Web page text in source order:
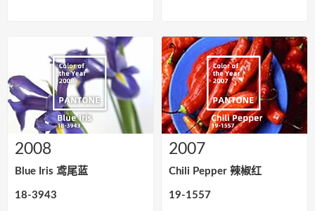
2008
Blue Iris 鸢尾蓝
18-3943
2007
Chili Pepper 辣椒红
19-1557